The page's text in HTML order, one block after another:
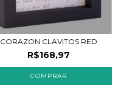
CORAZON CLAVITOS RED
R$168,97
COMPRAR